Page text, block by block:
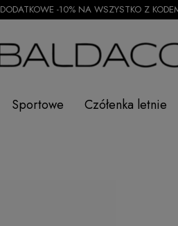
DODATKOWE -10% NA WSZYSTKO Z
Sportowe Czółenka letnie